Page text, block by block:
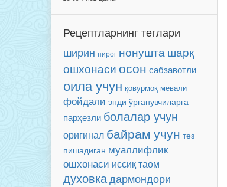
Рецептларнинг теглари
ширин пирог нонушта шарқ
ошхонаси осон сабзавотли
оила учун қовурмоқ мевали
фойдали энди ўрганувчиларга
парҳезли болалар учун
оригинал байрам учун тез
пишадиган муаллифлик
ошхонаси иссиқ таом
духовкадармондори